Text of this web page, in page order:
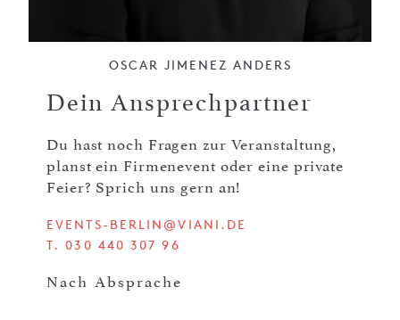
OSCAR JIMENEZ ANDERS
Dein Ansprechpartner
Du hast noch Fragen zur Veranstaltung,
planst ein Firmenevent oder eine private
Feier? Sprich uns gern an!
EVENTS-BERLIN@VIANI.DE
T. 030 440 307 96
Nach Absprache